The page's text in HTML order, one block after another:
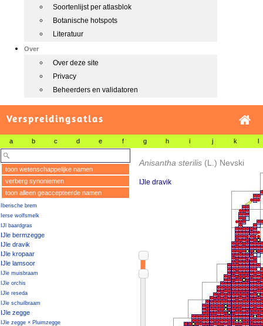
Soortenlijst per atlasblok
Botanische hotspots
Literatuur
Over
Over deze site
Privacy
Beheerders en validatoren
Verspreidingsatlas
a b c d e f g h i j k l
toon wetenschappelijke namen
verberg synoniemen
toon alleen geaccepteerde namen
Iberische brem
Ierse wolfsmelk
IJl baardgras
IJle bermzegge
IJle dravik
IJle kropaar
IJle lamsoor
IJle muisbraam
IJle orchis
IJle reseda
IJle schuilbraam
IJle zegge
IJle zegge × Pluimzegge
Anisantha sterilis (L.) Nevski
IJle dravik